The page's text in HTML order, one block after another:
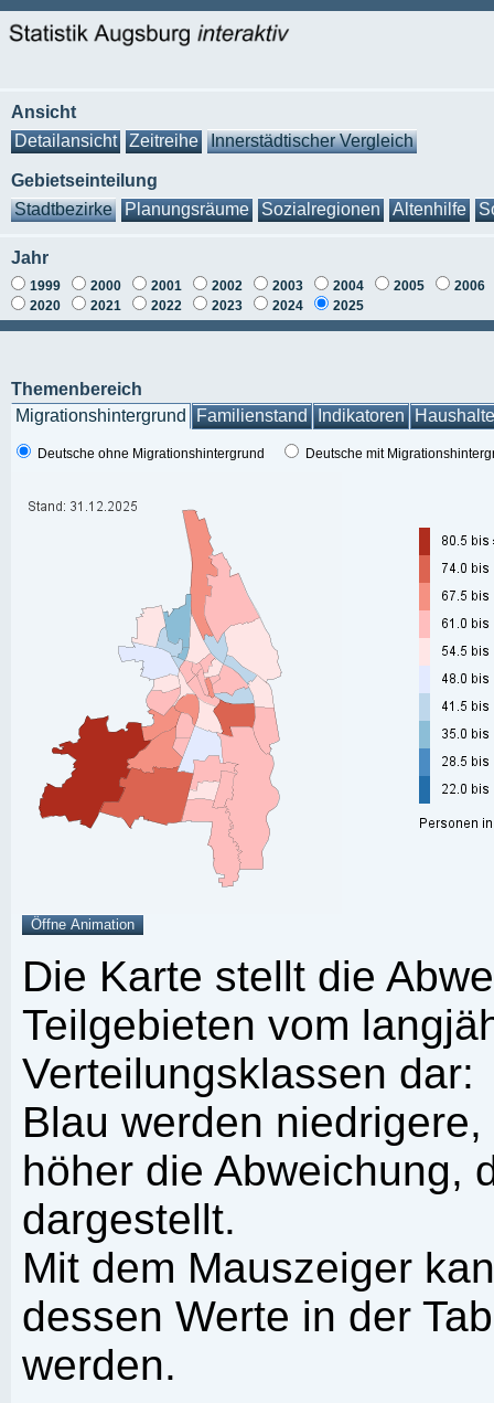
Ansicht
Detailansicht
Zeitreihe Innerstädtischer Vergleich
Gebietseinteilung
Stadtbezirke
Planungsräume Sozialregionen Altenhilfe
Jahr
1999 2000 2001 2002 2003 2004 2005
2006
2020
2021 2022 2023 2024 2025
Themenbereich
Migrationshintergrund
Familienstand Indikatoren Haushalte
Deutsche ohne Migrationshintergrund Deutsche mit
Die Karte stellt die
Teilgebieten vom
Verteilungsklassen dar:
Blau werden
höher die Abweichung,
dargestellt.
Mit dem Mauszeiger
dessen Werte in der
werden.